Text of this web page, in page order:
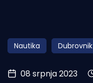
Obala
Otoci
Turizam i nautika
Nautika Dubrovnik
08 srpnja 2023